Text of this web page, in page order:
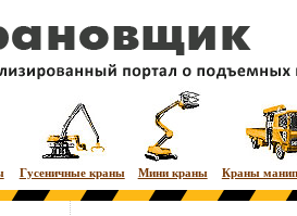
Гусеничные краны Мини краны Краны